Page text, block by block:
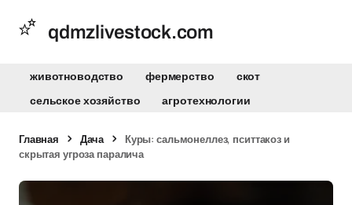
qdmzlivestock.com
животноводство фермерство
скот
сельское хозяйство
агротехнологии
Главная Дача
Куры: сальмонеллез, пситтакоз и
скрытая угроза паралича